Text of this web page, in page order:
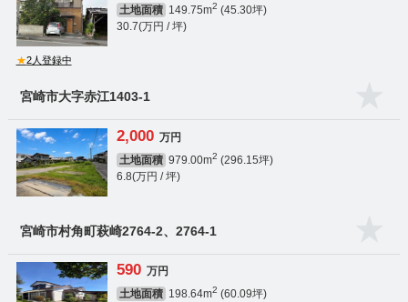
土地面積 149.75m2 (45.30坪)
30.7(万円 / 坪)
★2人登録中
宮崎市大字赤江1403-1
2,000 万円
土地面積 979.00m2 (296.15坪)
6.8(万円 / 坪)
宮崎市村角町萩崎2764-2、2764-1
590 万円
土地面積 198.64m2 (60.09坪)